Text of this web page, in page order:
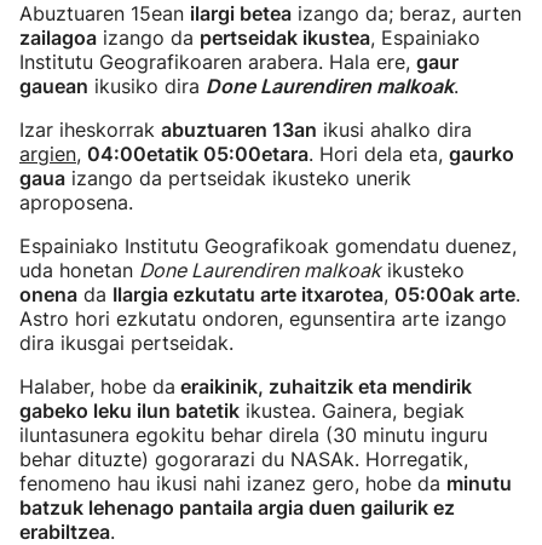
Abuztuaren 15ean ilargi betea izango da; beraz, aurten
zailagoa izango da pertseidak ikustea, Espainiako
Institutu Geografikoaren arabera. Hala ere, gaur
gauean ikusiko dira Done Laurendiren malkoak.
Izar iheskorrak abuztuaren 13an ikusi ahalko dira
argien, 04:00etatik 05:00etara. Hori dela eta, gaurko
gaua izango da pertseidak ikusteko unerik
aproposena.
Espainiako Institutu Geografikoak gomendatu duenez,
uda honetan Done Laurendiren malkoakikusteko
onena da Ilargia ezkutatu arte itxarotea, 05:00ak arte.
Astro hori ezkutatu ondoren, egunsentira arte izango
dira ikusgai pertseidak.
Halaber, hobe da eraikinik, zuhaitzik eta mendirik
gabeko leku ilun batetik ikustea. Gainera, begiak
iluntasunera egokitu behar direla (30 minutu inguru
behar dituzte) gogorarazi du NASAk. Horregatik,
fenomeno hau ikusi nahi izanez gero, hobe da minutu
batzuk lehenago pantaila argia duen gailurik ez
erabiltzea.